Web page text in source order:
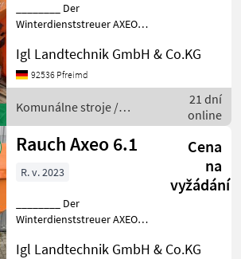
Inzeráty
________ Der
Winterdienststreuer AXEO
Streutechnik für
kommunale Fahrzeuge und
Traktoren. Ob Salz, Splitt,
Sand oder Dünger, AXEO
Igl Landtechnik GmbH & Co.KG
92536 Pfreimd
Komunálne stroje /
Rauch
21 dní
online
Rauch Axeo 6.1
Cena
na
vyžádání
R. v. 2023
________ Der
Winterdienststreuer AXEO
Streutechnik für
Igl Landtechnik GmbH & Co.KG